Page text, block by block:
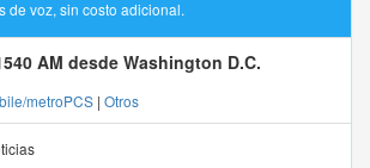
de voz, sin costo adicional.
AM desde Washington D.C.
metroPCS | Otros